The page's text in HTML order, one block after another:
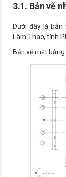
3.1. Bản vẽ
Dưới đây là bản
Lâm Thao, tỉnh
Bản vẽ mặt bằng: